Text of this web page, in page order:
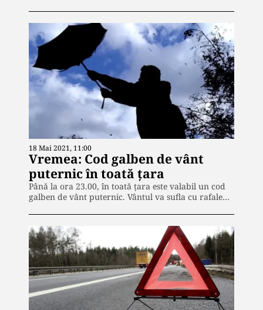
18 Mai 2021, 11:00
Vremea: Cod galben de vânt
puternic în toată țara
Până la ora 23.00, în toată țara este valabil un cod
galben de vânt puternic. Vântul va sufla cu rafale…